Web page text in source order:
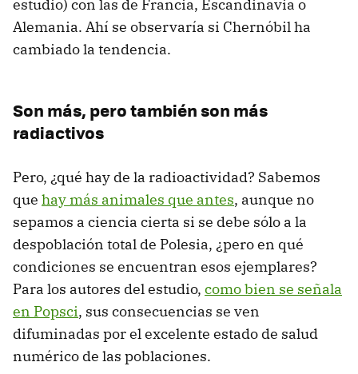
estudio) con las de Francia, Escandinavia o
Alemania. Ahí se observaría si Chernóbil ha
cambiado la tendencia.
Son más, pero también son más
radiactivos
Pero, ¿qué hay de la radioactividad? Sabemos
que hay más animales que antes, aunque no
sepamos a ciencia cierta si se debe sólo a la
despoblación total de Polesia, ¿pero en qué
condiciones se encuentran esos ejemplares?
Para los autores del estudio, como bien se señala
en Popsci, sus consecuencias se ven
difuminadas por el excelente estado de salud
numérico de las poblaciones.